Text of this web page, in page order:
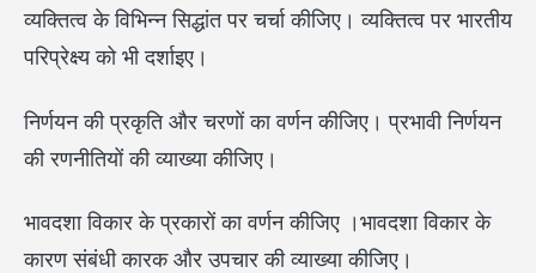
व्यक्तित्व के विभिन्न सिद्धांत पर चर्चा कीजिए। व्यक्तित्व पर भारतीय
परिप्रेक्ष्य को भी दर्शाइए।
निर्णयन की प्रकृति और चरणों का वर्णन कीजिए। प्रभावी निर्णयन
की रणनीतियों की व्याख्या कीजिए।
भावदशा विकार के प्रकारों का वर्णन कीजिए ।भावदशा विकार के
कारण संबंधी कारक और उपचार की व्याख्या कीजिए।